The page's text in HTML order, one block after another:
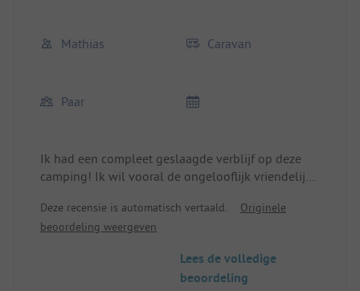
Mathias Caravan
Paar
Ik had een compleet geslaagde verblijf op deze
camping! Ik wil vooral de ongelooflijk vriendelijke
de receptie tot de terreinbeheerder was elk contact
hartelijk en deskundig. Je voelt je hier echt
Ook het sanitaire gebied verdient een groot
Deze recensie is automatisch vertaald.
Originele
beoordeling weergeven
Lees de volledige
beoordeling